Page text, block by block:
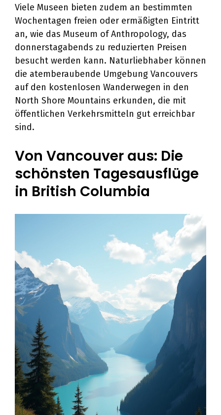
Viele Museen bieten zudem an bestimmten
Wochentagen freien oder ermäßigten Eintritt
an, wie das Museum of Anthropology, das
donnerstagabends zu reduzierten Preisen
besucht werden kann. Naturliebhaber können
die atemberaubende Umgebung Vancouvers
auf den kostenlosen Wanderwegen in den
North Shore Mountains erkunden, die mit
öffentlichen Verkehrsmitteln gut erreichbar
sind.
Von Vancouver aus: Die
schönsten Tagesausflüge
in British Columbia